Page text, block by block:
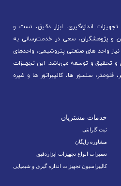
اندازه‌گیری، ابزار دقیق، تست و
متخصصان و پژوهشگران، سعی در خدمت‌رسانی به
واحد های صنعتی پتروشیمی، واحدهای
و تحقیق و توسعه می‌باشد. این تجهیزات
فلومتر، سنسور ها، کالیبراتور ها و غیره
خدمات مشتریان
ثبت گارانتی
مشاوره رایگان
تعمیرات انواع تجهیزات ابزاردقیق
کالیبراسیون تجهیزات اندازه گیری و شیمیایی